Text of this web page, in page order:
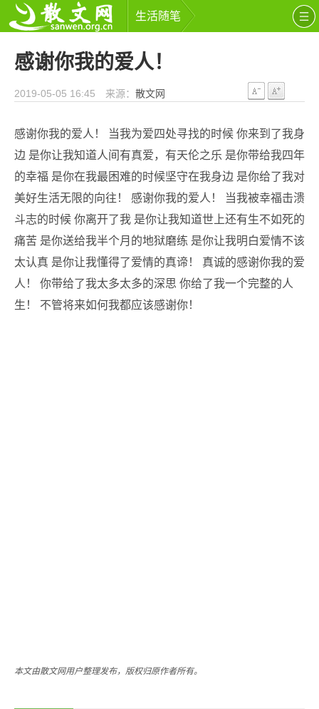
生活随笔
感谢你我的爱人！
2019-05-05 16:45 来源： 散文网
感谢你我的爱人！ 当我为爱四处寻找的时候 你来到了我身
边 是你让我知道人间有真爱，有天伦之乐 是你带给我四年
的幸福 是你在我最困难的时候坚守在我身边 是你给了我对
美好生活无限的向往！ 感谢你我的爱人！ 当我被幸福击溃
斗志的时候 你离开了我 是你让我知道世上还有生不如死的
痛苦 是你送给我半个月的地狱磨练 是你让我明白爱情不该
太认真 是你让我懂得了爱情的真谛！ 真诚的感谢你我的爱
人！ 你带给了我太多太多的深思 你给了我一个完整的人
生！ 不管将来如何我都应该感谢你！
本文由散文网用户整理发布，版权归原作者所有。